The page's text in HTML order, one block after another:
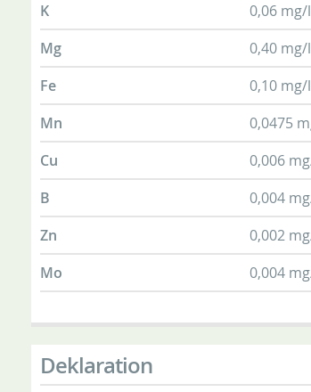
K
0,06 mg/l
Mg
0,40 mg/l
Fe
0,10 mg/l
Mn
0,0475
Cu
0,006
B
0,004
Zn
0,002
Mo
0,004
Deklaration